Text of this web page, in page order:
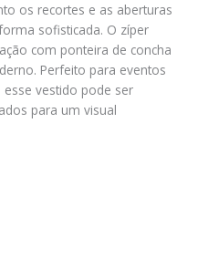
os recortes e as aberturas
sofisticada. O zíper
com ponteira de concha
Perfeito para eventos
vestido pode ser
para um visual